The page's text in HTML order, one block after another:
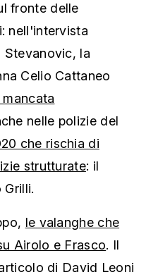
fronte delle
nell'intervista
Stevanovic, la
Celio Cattaneo
nelle polizie del
che rischia di
strutturate: il
le valanghe che
Airolo e Frasco. Il
di David Leoni